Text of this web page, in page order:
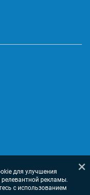
×
для улучшения
рекламы.
с использованием